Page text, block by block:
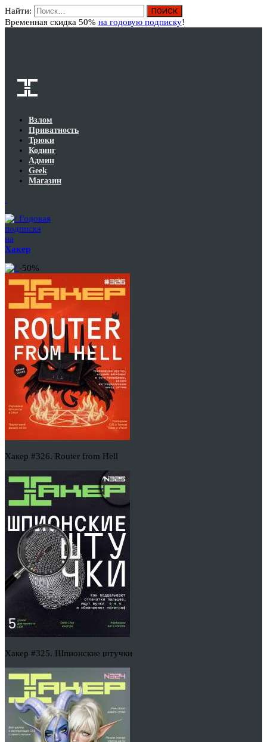
Найти:
Временная скидка 50% на годовую подписку!
Взлом
Приватность
Трюки
Кодинг
Админ
Geek
Магазин
Годовая
подписка
на
Хакер
-50%
Хакер #326. Router from Hell
Хакер #325. Шпионские штучки